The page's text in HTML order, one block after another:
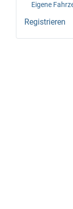
Eigene
Registrieren